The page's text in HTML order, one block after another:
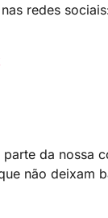
redes
da nossa
não deixam